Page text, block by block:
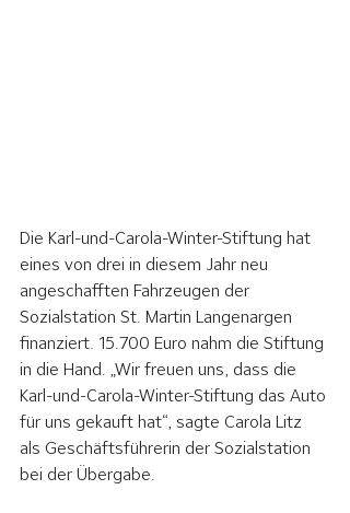
Die Karl-und-Carola-Winter-Stiftung hat
eines von drei in diesem Jahr neu
angeschafften Fahrzeugen der
Sozialstation St. Martin Langenargen
finanziert. 15.700 Euro nahm die Stiftung
in die Hand. „Wir freuen uns, dass die
Karl-und-Carola-Winter-Stiftung das Auto
für uns gekauft hat“, sagte Carola Litz
als Geschäftsführerin der Sozialstation
bei der Übergabe.